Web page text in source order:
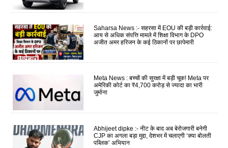
Saharsa News :- सहरसा में EOU की बड़ी कार्रवाई:
आय से अधिक संपत्ति मामले में शिक्षा विभाग के DPO
अजीत अमर हरिजन के कई ठिकानों पर छापेमारी
Meta News : बच्चों की सुरक्षा में बड़ी चूक! Meta पर
अमेरिकी कोर्ट का ₹4,700 करोड़ से ज्यादा का भारी
जुर्माना
Abhijeet dipke :- नीट के बाद अब बेरोजगारी बनेगी
CJP का अगला बड़ा मुद्दा, देशभर में चलाएगी ‘क्या बोलती
पब्लिक’ अभियान